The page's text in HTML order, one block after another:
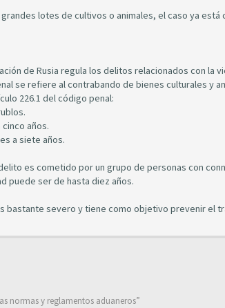
lotes de cultivos o animales, el caso ya está
de Rusia regula los delitos relacionados con la
se refiere al contrabando de bienes culturales y
226.1 del código penal:
años.
a siete años.
es cometido por un grupo de personas con
puede ser de hasta diez años.
bastante severo y tiene como objetivo prevenir el
normas y reglamentos aduaneros”